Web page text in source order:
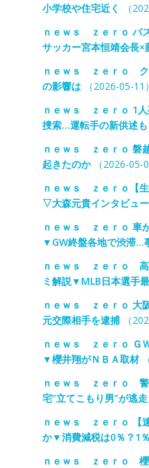
小学校や住宅近く
（
ｎｅｗｓ ｚｅｒｏ バ
サッカー宮本恒靖会長×
ｎｅｗｓ ｚｅｒｏ ク
の影響は（2026-05-11）
ｎｅｗｓ ｚｅｒｏ 1人
捜索…運転手の新供述も
ｎｅｗｓ ｚｅｒｏ 磐
起きたのか（2026-05-
ｎｅｗｓ ｚｅｒｏ【
▽大森元貴インタビュー
ｎｅｗｓ ｚｅｒｏ 車
▼GW終盤各地で渋滞…
ｎｅｗｓ ｚｅｒｏ 高
ミ解説▼MLB日本選手
ｎｅｗｓ ｚｅｒｏ 大
元交際相手を逮捕（
ｎｅｗｓ ｚｅｒｏ Ｇ
▼櫻井翔がＮＢＡ取材
ｎｅｗｓ ｚｅｒｏ 警
宅”立てこもり男”が逃走
ｎｅｗｓ ｚｅｒｏ 【
か▼消費減税は0％？1
ｎｅｗｓ ｚｅｒｏ 櫻